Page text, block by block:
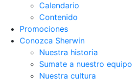
Calendario
Contenido
Promociones
Conozca Sherwin
Nuestra historia
Sumate a nuestro equipo
Nuestra cultura